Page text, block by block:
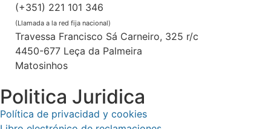
(+351) 221 101 346
(Llamada a la red fija nacional)
Travessa Francisco Sá Carneiro, 325 r/c
4450-677 Leça da Palmeira
Matosinhos
Politica Juridica
Política de privacidad y cookies